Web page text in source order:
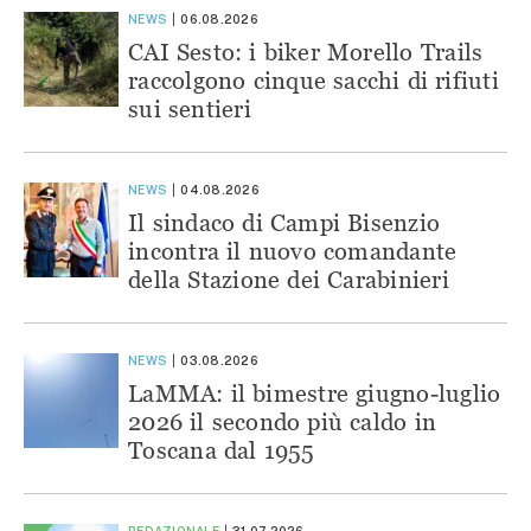
NEWS 06.08.2026
CAI Sesto: i biker Morello Trails
raccolgono cinque sacchi di rifiuti
sui sentieri
NEWS 04.08.2026
Il sindaco di Campi Bisenzio
incontra il nuovo comandante
della Stazione dei Carabinieri
NEWS 03.08.2026
LaMMA: il bimestre giugno-luglio
2026 il secondo più caldo in
Toscana dal 1955